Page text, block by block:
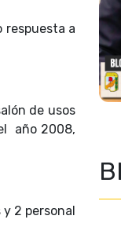
a
de usos
año 2008,
2 personal